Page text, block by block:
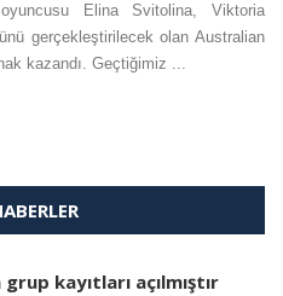
Elina Svitolina, Viktoria
gerçekleştirilecek olan Australian
kazandı. Geçtiğimiz ...
kayıtları açılmıştır